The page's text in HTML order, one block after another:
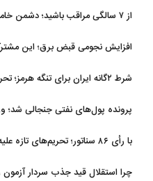
از ۷ سالگی مراقب باشید؛
افزایش نجومی قبض برق؛ این
شرط ۲گانه ایران برای تنگه
پرونده پول‌های نفتی جنجالی
با رأی ۸۶ سناتور؛ تحریم‌های تازه علیه ایران کلید خورد
چرا استقلال قید جذب سردار آزمون